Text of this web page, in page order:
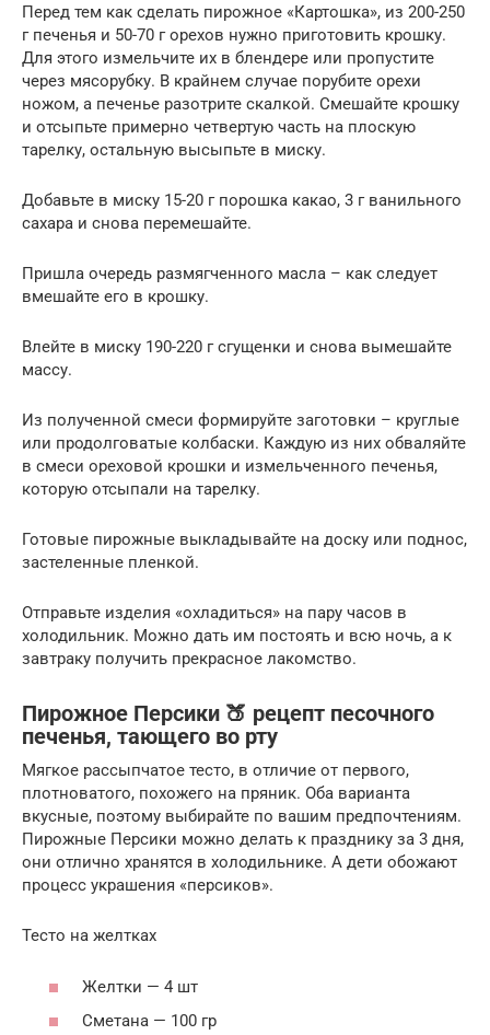
Перед тем как сделать пирожное «Картошка», из 200-250
г печенья и 50-70 г орехов нужно приготовить крошку.
Для этого измельчите их в блендере или пропустите
через мясорубку. В крайнем случае порубите орехи
ножом, а печенье разотрите скалкой. Смешайте крошку
и отсыпьте примерно четвертую часть на плоскую
тарелку, остальную высыпьте в миску.
Добавьте в миску 15-20 г порошка какао, 3 г ванильного
сахара и снова перемешайте.
Пришла очередь размягченного масла – как следует
вмешайте его в крошку.
Влейте в миску 190-220 г сгущенки и снова вымешайте
массу.
Из полученной смеси формируйте заготовки – круглые
или продолговатые колбаски. Каждую из них обваляйте
в смеси ореховой крошки и измельченного печенья,
которую отсыпали на тарелку.
Готовые пирожные выкладывайте на доску или поднос,
застеленные пленкой.
Отправьте изделия «охладиться» на пару часов в
холодильник. Можно дать им постоять и всю ночь, а к
завтраку получить прекрасное лакомство.
Пирожное Персики 🍑 рецепт песочного
печенья, тающего во рту
Мягкое рассыпчатое тесто, в отличие от первого,
плотноватого, похожего на пряник. Оба варианта
вкусные, поэтому выбирайте по вашим предпочтениям.
Пирожные Персики можно делать к празднику за 3 дня,
они отлично хранятся в холодильнике. А дети обожают
процесс украшения «персиков».
Тесто на желтках
Желтки — 4 шт
Сметана — 100 гр